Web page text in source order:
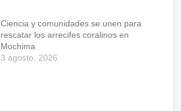
Ciencia y comunidades se unen para
rescatar los arrecifes coralinos en
Mochima
3 agosto, 2026